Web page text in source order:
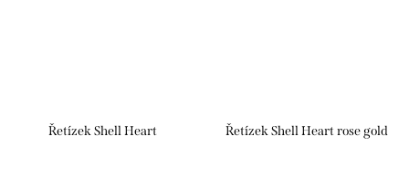
Řetízek Shell Heart Řetízek Shell Heart rose gold